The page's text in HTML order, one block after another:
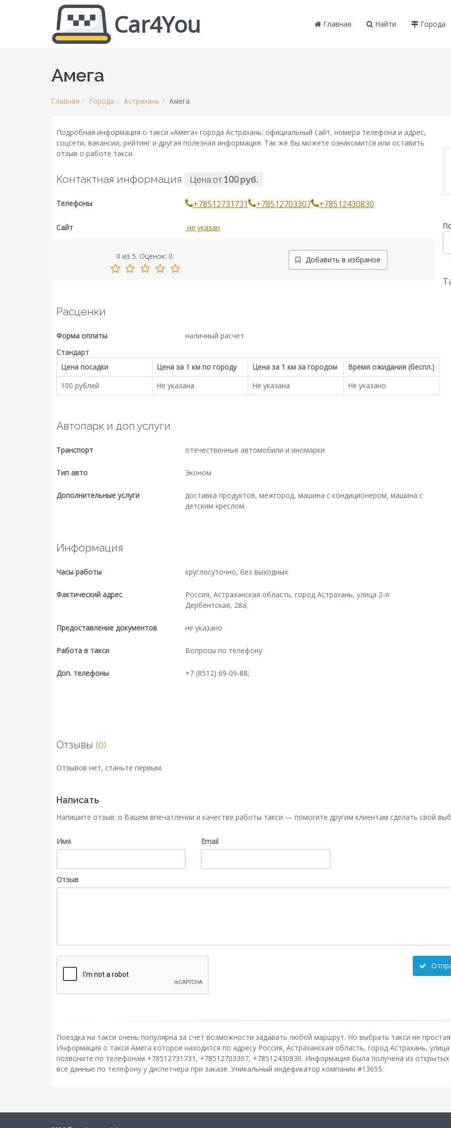
Car4You Главная Найти Города
Амега
Главная Города Астрахань Амега
Подробная информация о такси «Амега» города Астрахань: официальный сайт, номера телефона и адрес,
соцсети, вакансии, рейтинг и другая полезная информация. Так же Вы можете ознакомится или оставить
отзыв о работе такси.
Контактная информация Цена от100 руб.
Телефоны +78512731731 +78512703307 +78512430830
Сайт не указан
0 из 5. Оценок: 0. Добавить в избраное
Расценки
Форма оплаты
наличный расчет
Стандарт
Цена посадки
Цена за 1 км по городу Цена за 1 км за городом
Время ожидания (беспл.)
100 рублей
Не указана Не указана Не указано
Автопарк и доп.услуги
Транспорт отечественные автомобили и иномарки
Тип авто Эконом
Дополнительные услуги
доставка продуктов, межгород, машина с кондиционером, машина с
детским креслом.
Информация
Часы работы круглосуточно, без выходных
Фактический адрес
Россия, Астраханская область, город Астрахань, улица 2-я
Дербентская, 28а;
Предоставление документов не указано
Работа в такси Вопросы по телефону
Доп. телефоны +7 (8512) 69-09-88;
Отзывы (0)
Отзывов нет, станьте первым.
Написать
Напишите отзыв: о Вашем впечатлении и качестве работы такси — помогите другим клиентам сделать свой
Имя Email
Отзыв
Поездка на такси очень популярна за счет возможности задавать любой маршрут. Но выбрать такси не
Информация о такси Амега которое находится по адресу Россия, Астраханская область, город Астрахань,
позвоните по телефонам +78512731731, +78512703307, +78512430830. Информация была получена из
все данные по телефону у диспетчера при заказе. Уникальный индефикатор компании #13655.